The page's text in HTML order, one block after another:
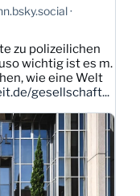
zu polizeilichen
wichtig ist es m.
wie eine Welt
gesellschaft...